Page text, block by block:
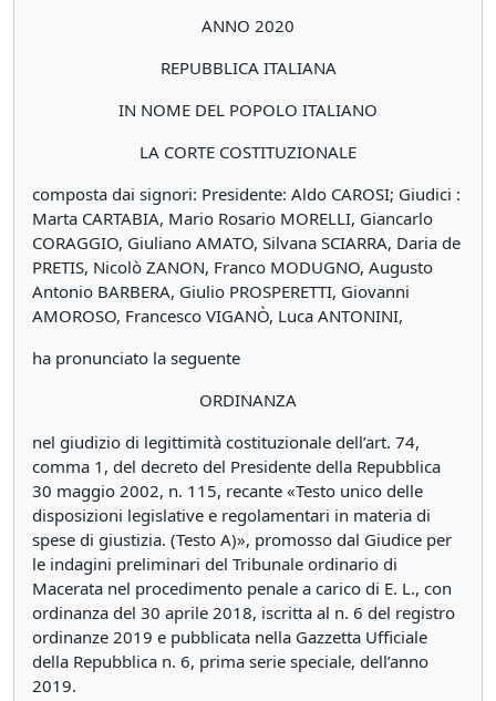
ANNO 2020
REPUBBLICA ITALIANA
IN NOME DEL POPOLO ITALIANO
LA CORTE COSTITUZIONALE
composta dai signori: Presidente: Aldo CAROSI; Giudici :
Marta CARTABIA, Mario Rosario MORELLI, Giancarlo
CORAGGIO, Giuliano AMATO, Silvana SCIARRA, Daria de
PRETIS, Nicolò ZANON, Franco MODUGNO, Augusto
Antonio BARBERA, Giulio PROSPERETTI, Giovanni
AMOROSO, Francesco VIGANÒ, Luca ANTONINI,
ha pronunciato la seguente
ORDINANZA
nel giudizio di legittimità costituzionale dell’art. 74,
comma 1, del decreto del Presidente della Repubblica
30 maggio 2002, n. 115, recante «Testo unico delle
disposizioni legislative e regolamentari in materia di
spese di giustizia. (Testo A)», promosso dal Giudice per
le indagini preliminari del Tribunale ordinario di
Macerata nel procedimento penale a carico di E. L., con
ordinanza del 30 aprile 2018, iscritta al n. 6 del registro
ordinanze 2019 e pubblicata nella Gazzetta Ufficiale
della Repubblica n. 6, prima serie speciale, dell’anno
2019.